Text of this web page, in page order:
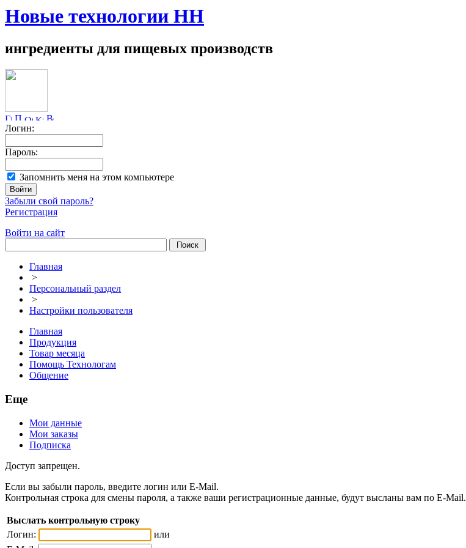
Новые технологии НН
ингредиенты для пищевых производств
Логин:
Пароль:
Запомнить меня на этом компьютере
Забыли свой пароль?
Регистрация
Войти на сайт
Главная
>
Персональный раздел
>
Настройки пользователя
Главная
Продукция
Товар месяца
Помощь Технологам
Общение
Еще
Мои данные
Мои заказы
Подписка
Доступ запрещен.
Если вы забыли пароль, введите логин или E-Mail.
Контрольная строка для смены пароля, а также ваши регистрационные данные, будут высланы вам по E-Mail.
Выслать контрольную строку
Логин:
или